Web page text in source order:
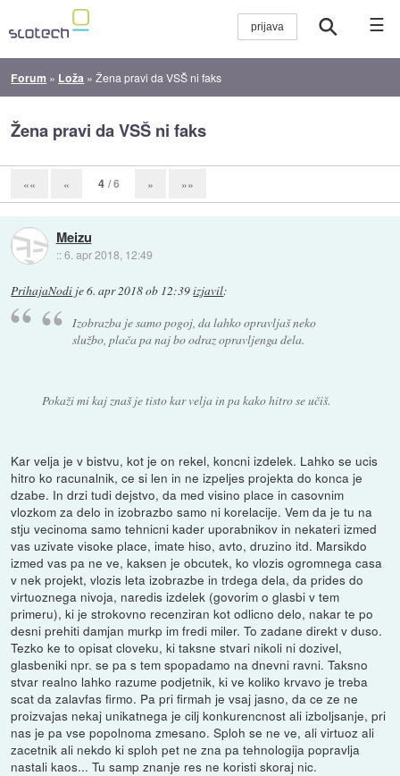
☰
Forum » Loža »Žena pravi da VSŠ ni faks
Žena pravi da VSŠ ni faks
«« « 4 / 6 » »»
Meizu
::6. apr 2018, 12:49
PrihajaNodi je6. apr 2018 ob 12:39izjavil:
Izobrazba je samo pogoj, da lahko opravljaš neko
službo, plača pa naj bo odraz opravljenga dela.
Pokaži mi kaj znaš je tisto kar velja in pa kako hitro se učiš.
Kar velja je v bistvu, kot je on rekel, koncni izdelek. Lahko se ucis
hitro ko racunalnik, ce si len in ne izpeljes projekta do konca je
dzabe. In drzi tudi dejstvo, da med visino place in casovnim
vlozkom za delo in izobrazbo samo ni korelacije. Vem da je tu na
stju vecinoma samo tehnicni kader uporabnikov in nekateri izmed
vas uzivate visoke place, imate hiso, avto, druzino itd. Marsikdo
izmed vas pa ne ve, kaksen je obcutek, ko vlozis ogromnega casa
v nek projekt, vlozis leta izobrazbe in trdega dela, da prides do
virtuoznega nivoja, naredis izdelek (govorim o glasbi v tem
primeru), ki je strokovno recenziran kot odlicno delo, nakar te po
desni prehiti damjan murkp im fredi miler. To zadane direkt v duso.
Tezko ke to opisat cloveku, ki taksne stvari nikoli ni dozivel,
glasbeniki npr. se pa s tem spopadamo na dnevni ravni. Taksno
stvar realno lahko razume podjetnik, ki ve koliko krvavo je treba
scat da zalavfas firmo. Pa pri firmah je vsaj jasno, da ce ze ne
proizvajas nekaj unikatnega je cilj konkurencnost ali izboljsanje, pri
nas je pa vse popolnoma zmesano. Sploh se ne ve, ali virtuoz ali
zacetnik ali nekdo ki sploh pet ne zna pa tehnologija popravlja
nastali kaos... Tu samp znanje res ne koristi skoraj nic.